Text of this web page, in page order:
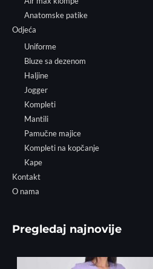
Anatomske patike
Odjeća
Uniforme
Bluze sa dezenom
Haljine
Jogger
Kompleti
Mantili
Pamučne majice
Kompleti na kopčanje
Kape
Kontakt
O nama
Pregledaj najnovije